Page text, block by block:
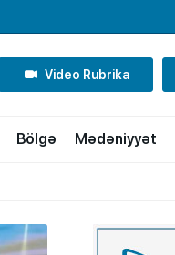
Video Rubrika
Bölgə Mədəniyyət